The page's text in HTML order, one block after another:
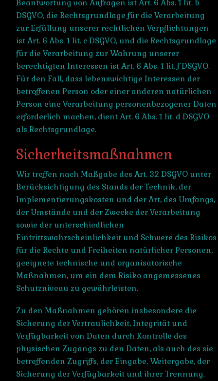
Beantwortung von Anfragen ist Art. 6 Abs. 1 lit. b
DSGVO, die Rechtsgrundlage für die Verarbeitung
zur Erfüllung unserer rechtlichen Verpflichtungen
ist Art. 6 Abs. 1 lit. c DSGVO, und die Rechtsgrundlage
für die Verarbeitung zur Wahrung unserer
berechtigten Interessen ist Art. 6 Abs. 1 lit. f DSGVO.
Für den Fall, dass lebenswichtige Interessen der
betroffenen Person oder einer anderen natürlichen
Person eine Verarbeitung personenbezogener Daten
erforderlich machen, dient Art. 6 Abs. 1 lit. d DSGVO
als Rechtsgrundlage.
Sicherheitsmaßnahmen
Wir treffen nach Maßgabe des Art. 32 DSGVO unter
Berücksichtigung des Stands der Technik, der
Implementierungskosten und der Art, des Umfangs,
der Umstände und der Zwecke der Verarbeitung
sowie der unterschiedlichen
Eintrittswahrscheinlichkeit und Schwere des Risikos
für die Rechte und Freiheiten natürlicher Personen,
geeignete technische und organisatorische
Maßnahmen, um ein dem Risiko angemessenes
Schutzniveau zu gewährleisten.
Zu den Maßnahmen gehören insbesondere die
Sicherung der Vertraulichkeit, Integrität und
Verfügbarkeit von Daten durch Kontrolle des
physischen Zugangs zu den Daten, als auch des sie
betreffenden Zugriffs, der Eingabe, Weitergabe, der
Sicherung der Verfügbarkeit und ihrer Trennung.